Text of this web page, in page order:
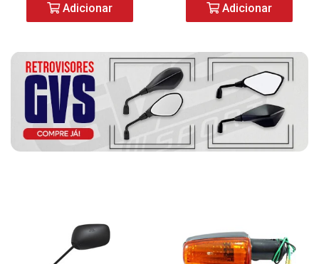
Adicionar Adicionar